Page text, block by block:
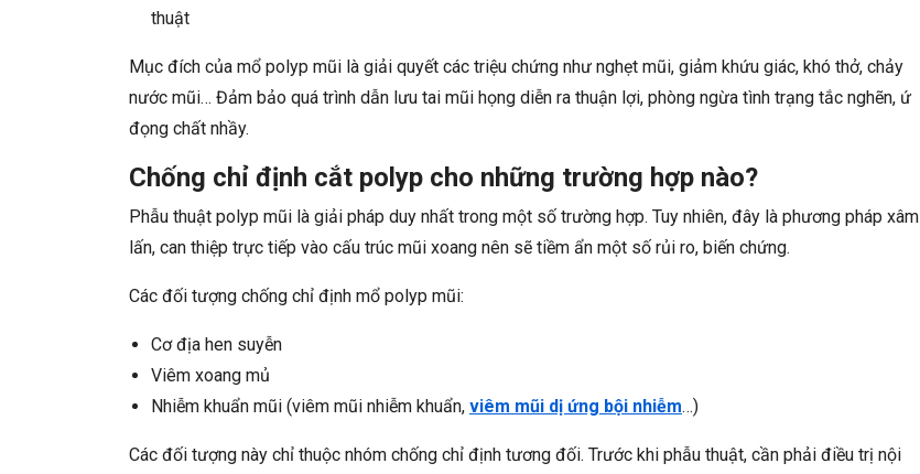
thuật
Mục đích của mổ polyp mũi là giải quyết các triệu chứng như nghẹt mũi, giảm khứu giác, khó thở, chảy
nước mũi… Đảm bảo quá trình dẫn lưu tai mũi họng diễn ra thuận lợi, phòng ngừa tình trạng tắc nghẽn, ứ
đọng chất nhầy.
Chống chỉ định cắt polyp cho những trường hợp nào?
Phẫu thuật polyp mũi là giải pháp duy nhất trong một số trường hợp. Tuy nhiên, đây là phương pháp xâm
lấn, can thiệp trực tiếp vào cấu trúc mũi xoang nên sẽ tiềm ẩn một số rủi ro, biến chứng.
Các đối tượng chống chỉ định mổ polyp mũi:
Cơ địa hen suyễn
Viêm xoang mủ
Nhiễm khuẩn mũi (viêm mũi nhiễm khuẩn, viêm mũi dị ứng bội nhiễm…)
Các đối tượng này chỉ thuộc nhóm chống chỉ định tương đối. Trước khi phẫu thuật, cần phải điều trị nội